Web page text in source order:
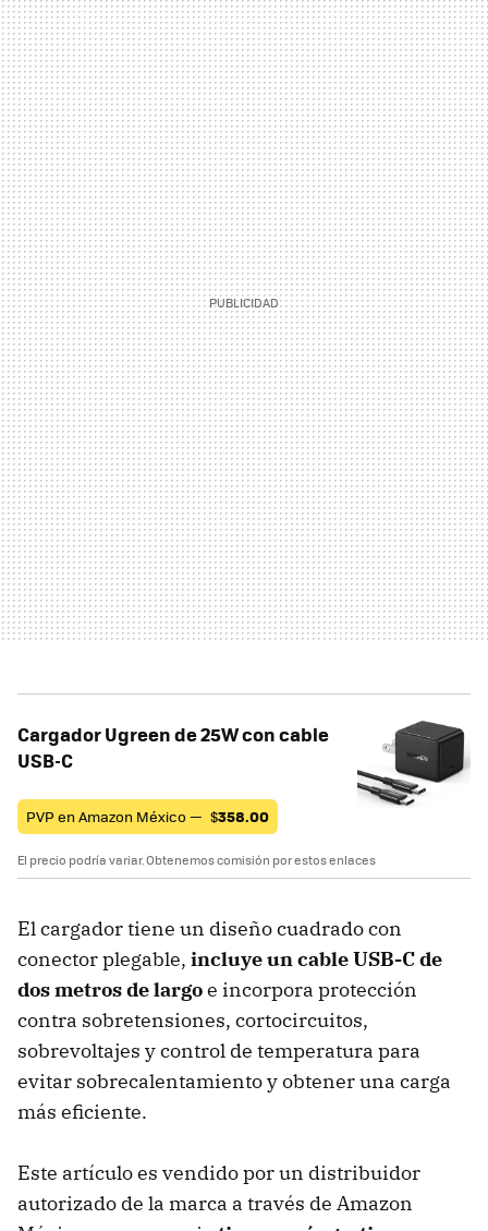
Cargador Ugreen de 25W con cable
USB-C
PVP en Amazon México — $358.00
El precio podría variar. Obtenemos comisión por estos enlaces
El cargador tiene un diseño cuadrado con
conector plegable, incluye un cable USB-C de
dos metros de largoe incorpora protección
contra sobretensiones, cortocircuitos,
sobrevoltajes y control de temperatura para
evitar sobrecalentamiento y obtener una carga
más eficiente.
Este artículo es vendido por un distribuidor
autorizado de la marca a través de Amazon